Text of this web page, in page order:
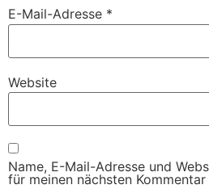
E-Mail-Adresse *
Website
Name, E-Mail-Adresse und
für meinen nächsten